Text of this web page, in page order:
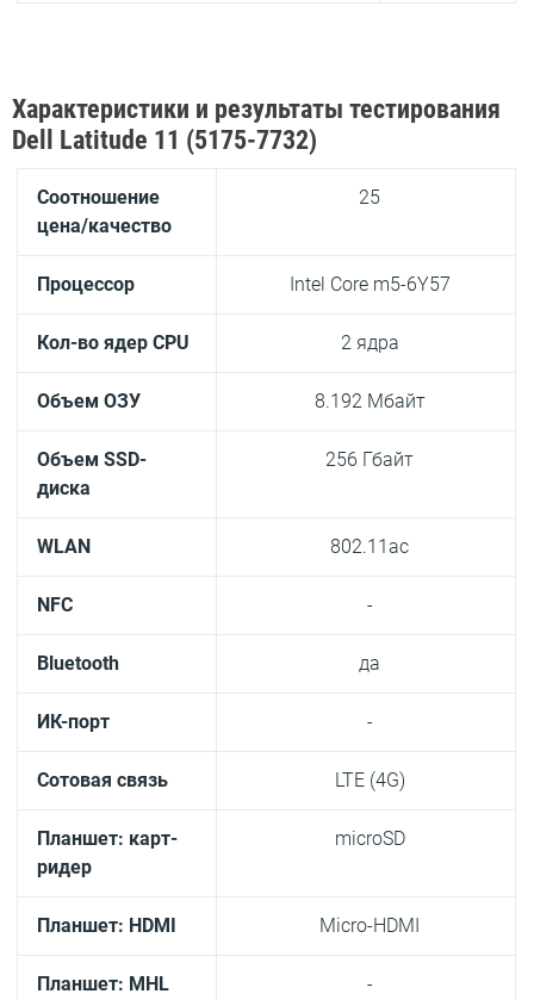
Характеристики и результаты тестирования
Dell Latitude 11 (5175-7732)
Соотношение
цена/качество
25
Процессор Intel Core m5-6Y57
Кол-во ядер CPU 2 ядра
Объем ОЗУ 8.192 Мбайт
Объем SSD-
диска
256 Гбайт
WLAN 802.11ac
NFC -
Bluetooth да
ИК-порт -
Сотовая связь LTE (4G)
Планшет: карт-
ридер
microSD
Планшет: HDMI Micro-HDMI
Планшет: MHL -